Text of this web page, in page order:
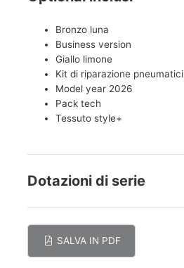
Bronzo luna
Business version
Giallo limone
Kit di riparazione pneumatici
Model year 2026
Pack tech
Tessuto style+
Dotazioni di serie
SALVA IN PDF